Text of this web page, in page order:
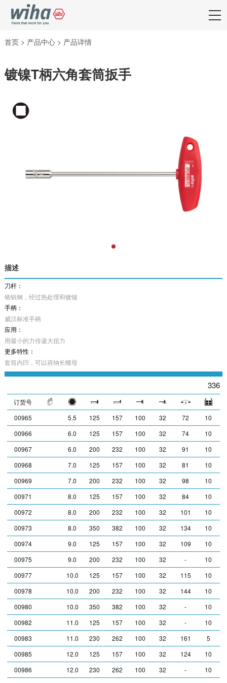
首页 > 产品中心 > 产品详情
镀镍T柄六角套筒扳手
描述
刀杆：
铬钒钢，经过热处理和镀镍
手柄：
威汉标准手柄
应用：
用最小的力传递大扭力
更多特性：
套筒内凹，可以容纳长螺母
336
订货号
00965
5.5 125 157 100 32 72
10
00966
6.0 125 157 100 32 74
10
00967
6.0 200 232 100 32 91
10
00968
7.0 125 157 100 32 81
10
00969
7.0 200 232 100 32 98
10
00971
8.0 125 157 100 32 84
10
00972
8.0 200 232 100 32 101
10
00973
8.0 350 382 100 32 134
10
00974
9.0 125 157 100 32 109
10
00975
9.0 200 232 100 32 -
10
00977
10.0 125 157 100 32 115
10
00978
10.0 200 232 100 32 144
10
00980
10.0 350 382 100 32 -
10
00982
11.0 125 157 100 32 -
10
00983
11.0 230 262 100 32 161
5
00985
12.0 125 157 100 32 124
10
00986
12.0 230 262 100 32 -
10